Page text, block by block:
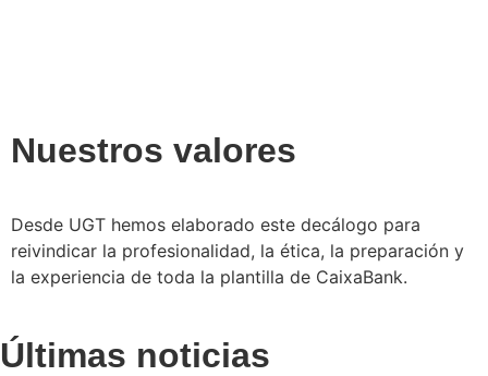
Nuestros valores
Desde UGT hemos elaborado este decálogo para
reivindicar la profesionalidad, la ética, la preparación y
la experiencia de toda la plantilla de CaixaBank.
Últimas noticias